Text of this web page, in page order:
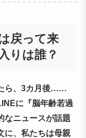
戻って来
りは誰？
ら、3カ月後……
に『脳年齢若過
ニュースが話題
に、私たちは母親